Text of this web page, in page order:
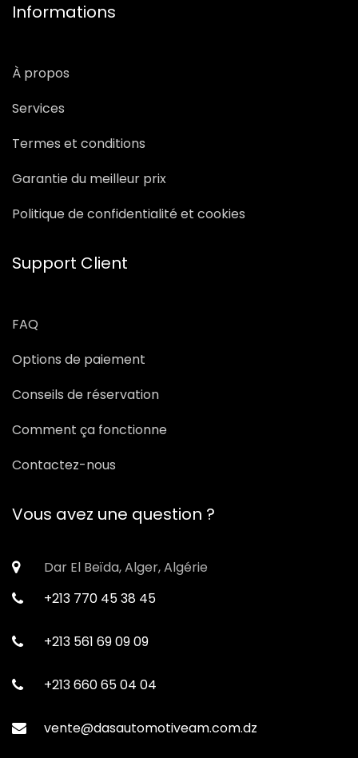
Informations
À propos
Services
Termes et conditions
Garantie du meilleur prix
Politique de confidentialité et cookies
Support Client
FAQ
Options de paiement
Conseils de réservation
Comment ça fonctionne
Contactez-nous
Vous avez une question ?
Dar El Beïda, Alger, Algérie
+213 770 45 38 45
+213 561 69 09 09
+213 660 65 04 04
vente@dasautomotiveam.com.dz